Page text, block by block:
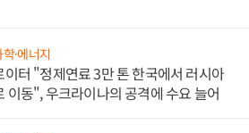
·에너지
이터 "정제연료 3만 톤 한국에서 러시아
이동", 우크라이나의 공격에 수요 늘어